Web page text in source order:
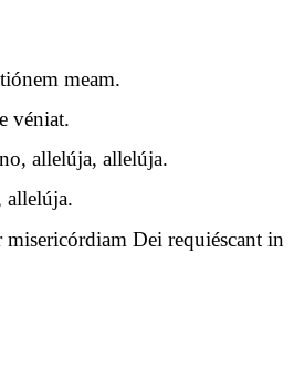
meam.
véniat.
allelúja, allelúja.
allelúja.
Dei requiéscant in